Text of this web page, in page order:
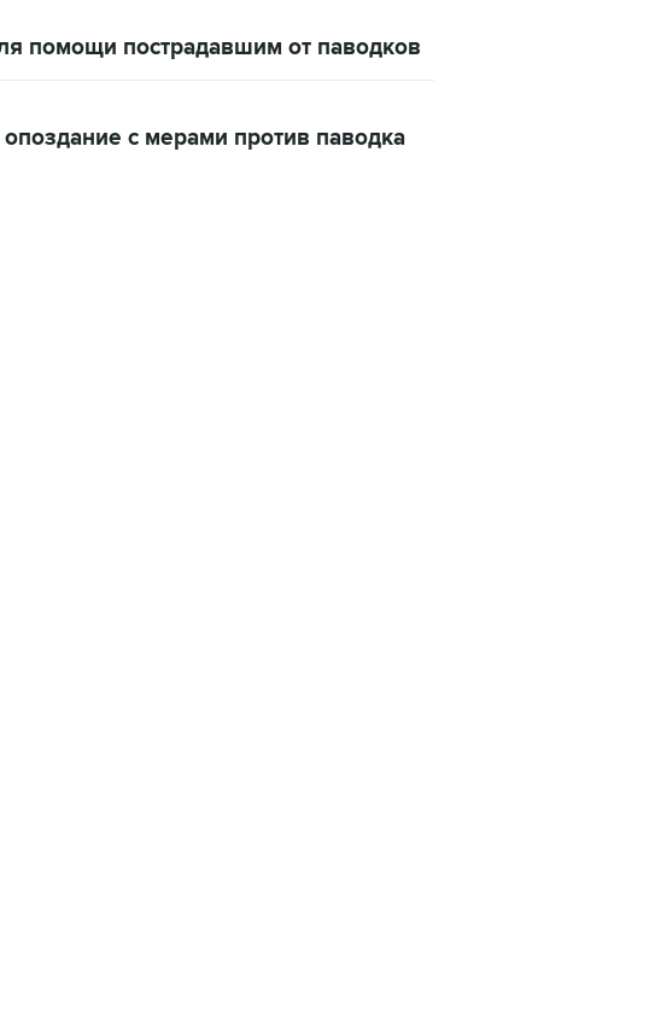
помощи пострадавшим от паводков
с мерами против паводка